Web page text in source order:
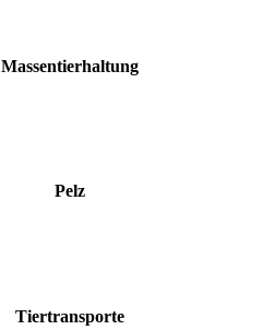
Massentierhaltung
Pelz
Tiertransporte